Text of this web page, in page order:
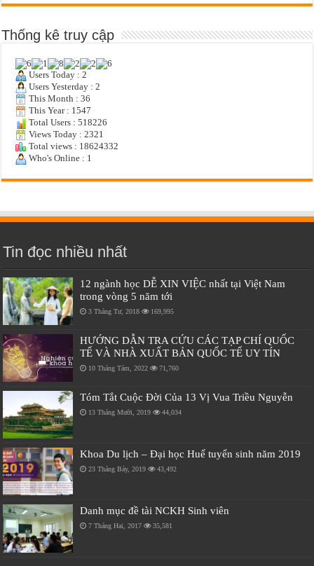
Thống kê truy cập
Users Today : 2
Users Yesterday : 2
This Month : 36
This Year : 1547
Total Users : 518226
Views Today : 2321
Total views : 18624332
Who's Online : 1
Tin đọc nhiều nhất
12 ngành học DỄ XIN VIỆC nhất tại Việt Nam
trong vòng 5 năm tới
3 Tháng Tư, 2018 169,995
HƯỚNG DẪN TRA CỨU CÁC TẠP CHÍ QUỐC
TẾ VÀ NHÀ XUẤT BẢN QUỐC TẾ UY TÍN
10 Tháng Tám, 2022 71,760
Tóm Tắt Cuộc Đời Của 13 Vị Vua Triều Nguyễn
13 Tháng Mười, 2019 44,034
Khoa Du lịch – Đại học Huế tuyển sinh năm 2019
23 Tháng Bảy, 2019 43,492
Danh mục đề tài NCKH Sinh viên
7 Tháng Hai, 2017 35,581